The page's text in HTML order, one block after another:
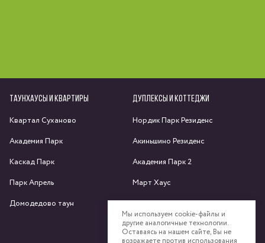
Мы используем cookie-файлы и
другие аналогичные технологии.
Оставаясь на нашем сайте, Вы не
возражаете против использования
ТАУНХАУСЫ И КВАРТИРЫ
Квартал Суханово
Академия Парк
Каскад Парк
Парк Апрель
Домодедово таун
ДУПЛЕКСЫ И КОТТЕДЖИ
Нордик Парк Резиденс
Акиньшино Резиденс
Академия Парк 2
Март Хаус
Яхрома парк
Спас-Каменка